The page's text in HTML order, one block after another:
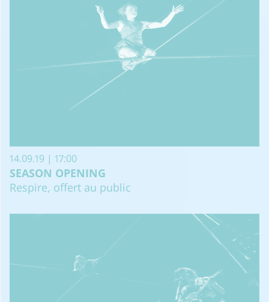
14.09.19 | 17:00
SEASON OPENING
Respire, offert au public